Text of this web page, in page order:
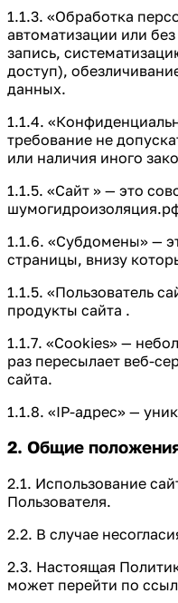
1.1.3. «Обработка
автоматизации или
запись,
доступ),
данных.
1.1.4.
требование не
или наличия иного
1.1.5. «Сайт » — это
1.1.6. «Субдомены» —
страницы, внизу
1.1.5. «Пользователь
продукты сайта .
1.1.7. «Cookies» —
раз пересылает веб-
сайта.
1.1.8. «IP-адрес» —
2. Общие
2.1. Использование
Пользователя.
2.2. В случае
2.3. Настоящая
может перейти по